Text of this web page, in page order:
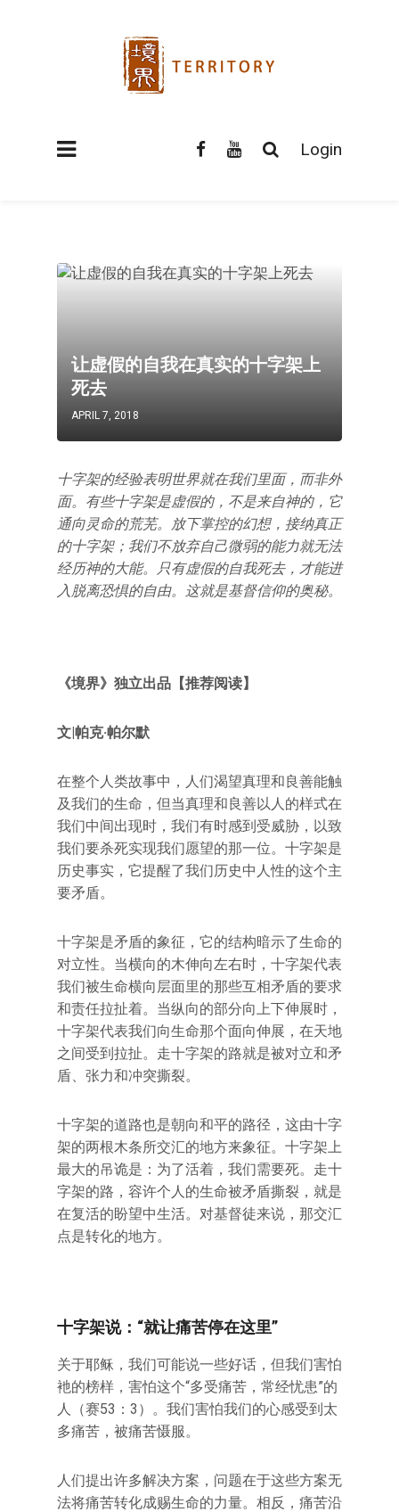
Login
让虚假的自我在真实的十字架上
死去
APRIL 7, 2018
十字架的经验表明世界就在我们里面，而非外
面。有些十字架是虚假的，不是来自神的，它
通向灵命的荒芜。放下掌控的幻想，接纳真正
的十字架；我们不放弃自己微弱的能力就无法
经历神的大能。只有虚假的自我死去，才能进
入脱离恐惧的自由。这就是基督信仰的奥秘。
《境界》独立出品 【推荐阅读】
文|帕克·帕尔默
在整个人类故事中，人们渴望真理和良善能触
及我们的生命，但当真理和良善以人的样式在
我们中间出现时，我们有时感到受威胁，以致
我们要杀死实现我们愿望的那一位。十字架是
历史事实，它提醒了我们历史中人性的这个主
要矛盾。
十字架是矛盾的象征，它的结构暗示了生命的
对立性。当横向的木伸向左右时，十字架代表
我们被生命横向层面里的那些互相矛盾的要求
和责任拉扯着。当纵向的部分向上下伸展时，
十字架代表我们向生命那个面向伸展，在天地
之间受到拉扯。走十字架的路就是被对立和矛
盾、张力和冲突撕裂。
十字架的道路也是朝向和平的路径，这由十字
架的两根木条所交汇的地方来象征。十字架上
最大的吊诡是：为了活着，我们需要死。走十
字架的路，容许个人的生命被矛盾撕裂，就是
在复活的盼望中生活。对基督徒来说，那交汇
点是转化的地方。
十字架说：“就让痛苦停在这里”
关于耶稣，我们可能说一些好话，但我们害怕
衪的榜样，害怕这个“多受痛苦，常经忧患”的
人（赛53：3）。我们害怕我们的心感受到太
多痛苦，被痛苦慑服。
人们提出许多解决方案，问题在于这些方案无
法将痛苦转化成赐生命的力量。相反，痛苦沿